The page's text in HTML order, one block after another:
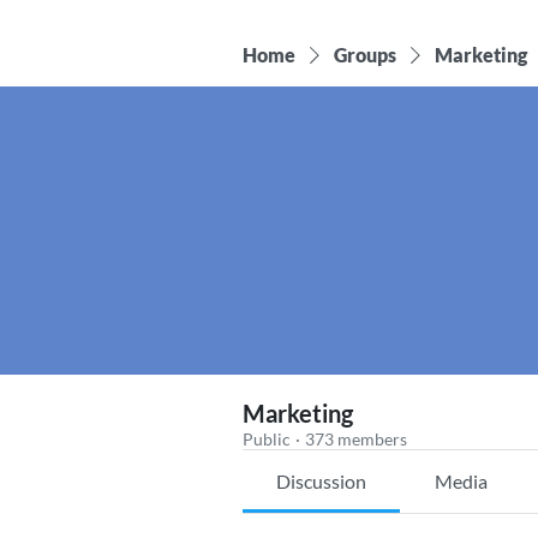
Home Groups Marketing
Marketing
Public · 373 members
Discussion Media